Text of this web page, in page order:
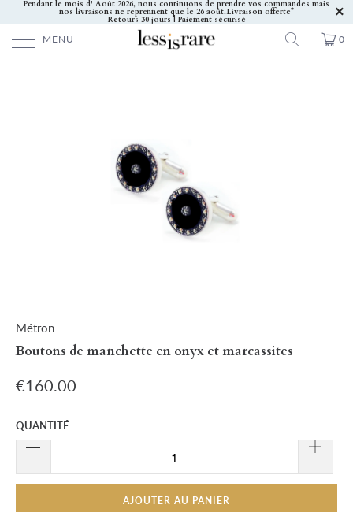
Pendant le mois d' Août 2026, nous continuons de prendre vos commandes mais
nos livraisons ne reprennent que le 26 août.Livraison offerte*
Retours 30 jours | Paiement sécurisé
MENU 0
Métron
Boutons de manchette en onyx et marcassites
€160.00
QUANTITÉ
AJOUTER AU PANIER